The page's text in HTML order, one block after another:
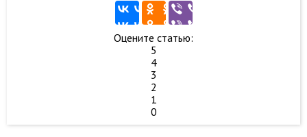
Оцените статью:
5
4
3
2
1
0